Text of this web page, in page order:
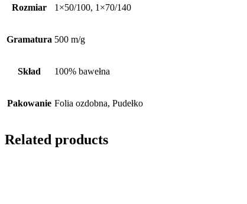
Rozmiar 1×50/100, 1×70/140
Gramatura 500 m/g
Skład 100% bawełna
Pakowanie Folia ozdobna, Pudełko
Related products